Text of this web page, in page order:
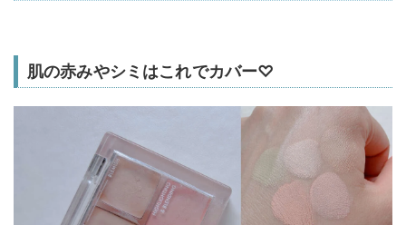
肌の赤みやシミはこれでカバー♡